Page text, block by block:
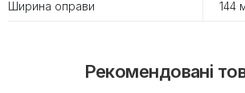
Ширина оправи 144
Рекомендовані